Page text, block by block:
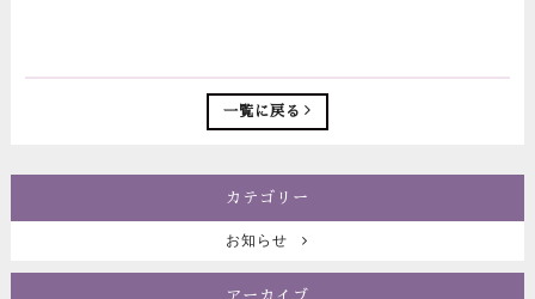
一覧に戻る
カテゴリー
お知らせ